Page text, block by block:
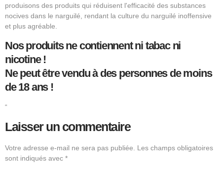
produisons des produits qui réduisent l'efficacité des substances
nocives dans le narguilé, rendant la culture du narguilé inoffensive
et plus agréable.
Nos produits ne contiennent ni tabac ni
nicotine !
Ne peut être vendu à des personnes de moins
de 18 ans !
“
Laisser un commentaire
Votre adresse e-mail ne sera pas publiée.
Les champs obligatoires
sont indiqués avec *